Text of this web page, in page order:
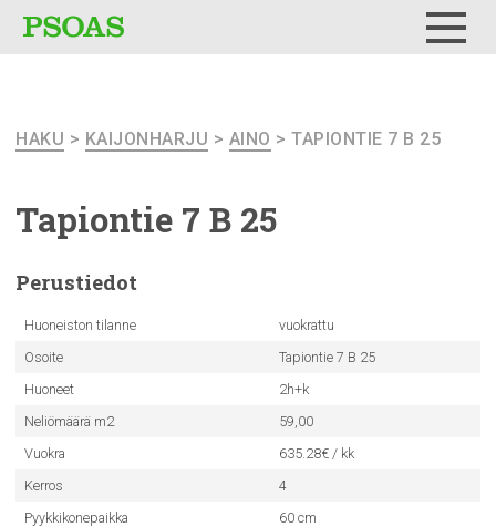
HAKU > KAIJONHARJU > AINO > TAPIONTIE 7 B 25
Tapiontie 7 B 25
Perustiedot
Huoneiston tilanne
vuokrattu
Osoite
Tapiontie 7 B 25
Huoneet
2h+k
Neliömäärä m2
59,00
Vuokra
635.28€ / kk
Kerros
4
Pyykkikonepaikka
60 cm